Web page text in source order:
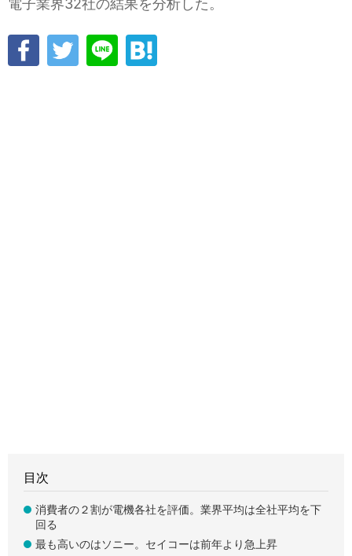
電子業界32社の結果を分析した。
目次
消費者の２割が電機各社を評価。業界平均は全社平均を下
回る
最も高いのはソニー。セイコーは前年より急上昇